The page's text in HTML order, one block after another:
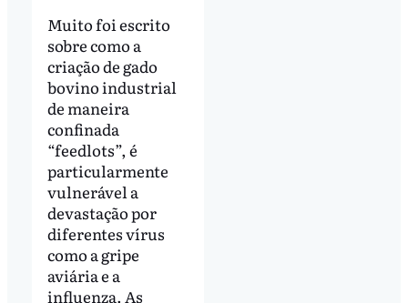
Muito foi escrito
sobre como a
criação de gado
bovino industrial
de maneira
confinada
“feedlots”, é
particularmente
vulnerável a
devastação por
diferentes vírus
como a gripe
aviária e a
influenza. As